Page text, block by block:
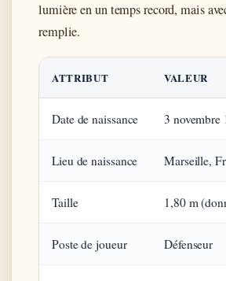
lumière en un temps record, mais
remplie.
ATTRIBUT VALEUR
Date de naissance 3 novembre
Lieu de naissance Marseille,
Taille 1,80 m
Poste de joueur Défenseur